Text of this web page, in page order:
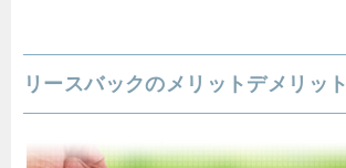
リースバックのメリットデメリット